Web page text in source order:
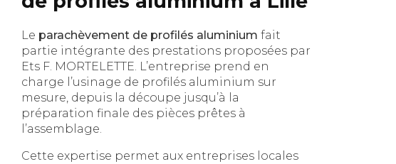
Le parachèvement de profilés aluminium fait
partie intégrante des prestations proposées par
Ets F. MORTELETTE. L’entreprise prend en
charge l’usinage de profilés aluminium sur
mesure, depuis la découpe jusqu’à la
préparation finale des pièces prêtes à
l’assemblage.
Cette expertise permet aux entreprises locales